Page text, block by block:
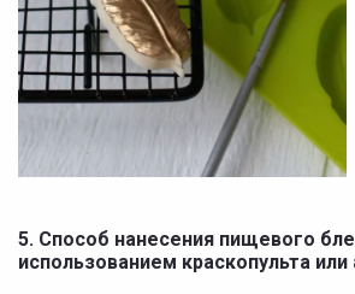
5. Способ нанесения пищевого
использованием краскопульта